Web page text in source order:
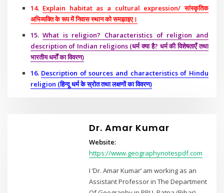
14. Explain habitat as a cultural expression/ सांस्कृतिक
अभिव्यक्ति के रूप में निवास स्थान को समझाइए।
15.What is religion? Characteristics of religion and
description of Indian religions (धर्म क्या है? धर्म की विशेषताएँ तथा
भारतीय धर्मों का विवरण)
16. Description of sources and characteristics of Hindu
religion (हिन्दू धर्म के स्रोत तथा लक्षणों का विवरण)
Dr. Amar Kumar
Website:
https://www.geographynotespdf.com
I ‘Dr. Amar Kumar’ am working as an
Assistant Professor in The Department